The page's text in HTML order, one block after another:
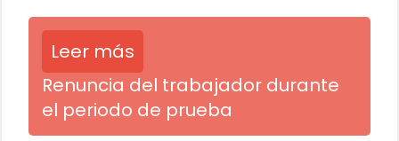
Leer más
Renuncia del trabajador durante
el periodo de prueba